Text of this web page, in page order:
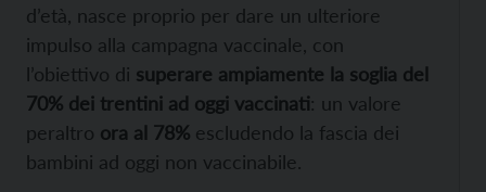
d’età, nasce proprio per dare un ulteriore
impulso alla campagna vaccinale, con
l’obiettivo di superare ampiamente la soglia del
70% dei trentini ad oggi vaccinati: un valore
peraltro ora al 78% escludendo la fascia dei
bambini ad oggi non vaccinabile.